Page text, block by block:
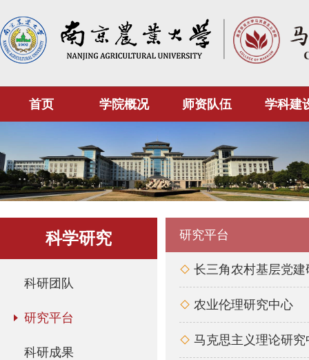
首页 学院概况 师资队伍 学科建
科学研究
科研团队
研究平台
科研成果
研究平台
 长三角农村基层党建
 农业伦理研究中心
 马克思主义理论研究